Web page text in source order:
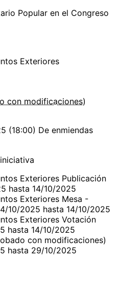
Popular en el Congreso
Exteriores
con modificaciones)
(18:00) De enmiendas
Exteriores Publicación
hasta 14/10/2025
Exteriores Mesa -
10/2025 hasta 14/10/2025
Exteriores Votación
hasta 14/10/2025
con modificaciones)
hasta 29/10/2025